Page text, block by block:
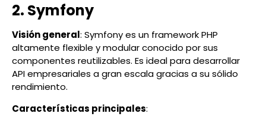
2. Symfony
Visión general: Symfony es un framework PHP
altamente flexible y modular conocido por sus
componentes reutilizables. Es ideal para desarrollar
API empresariales a gran escala gracias a su sólido
rendimiento.
Características principales: